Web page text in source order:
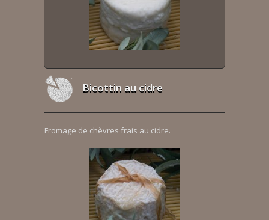
Bicottin au cidre
Fromage de chèvres frais au cidre.